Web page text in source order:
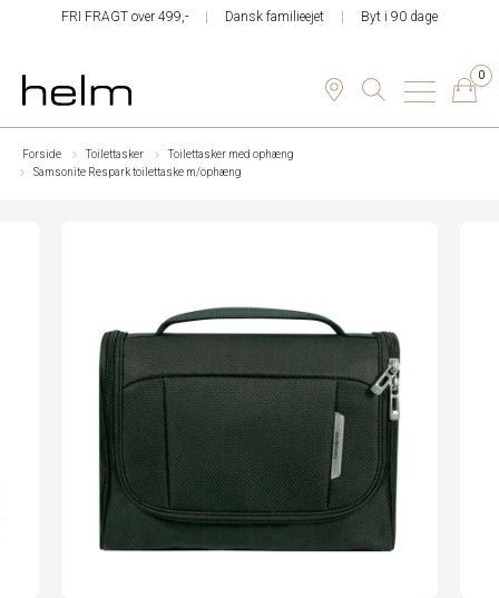
FRI FRAGT over 499,- Dansk familieejet Byt i 90 dage
0
Forside Toilettasker
Toilettasker med ophæng
Samsonite Respark toilettaske m/ophæng